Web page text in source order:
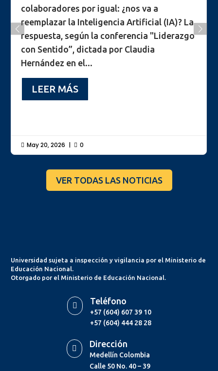
colaboradores por igual: ¿nos va a
reemplazar la Inteligencia Artificial (IA)? La
respuesta, según la conferencia "Liderazgo
con Sentido”, dictada por Claudia
Hernández en el...
LEER MÁS
 May 20, 2026 |  0
VER TODAS LAS NOTICIAS
Universidad sujeta a inspección y vigilancia por el Ministerio de
Educación Nacional.
Otorgado por el Ministerio de Educación Nacional.
 Teléfono
+57 (604) 607 39 10
+57 (604) 444 28 28
 Dirección
Medellín Colombia
Calle 50 No. 40 – 39